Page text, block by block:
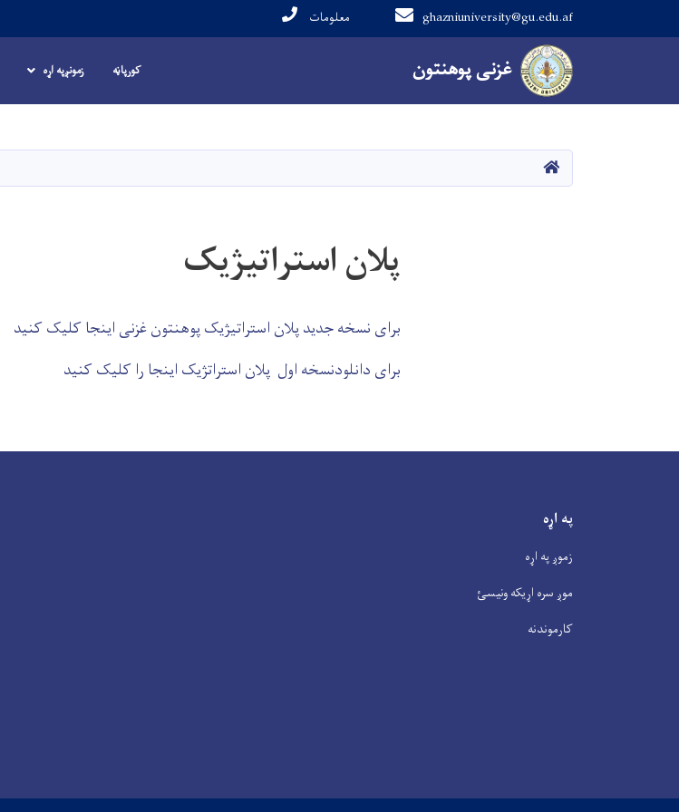
غزنی پوهنتون
ghazniuniversity@gu.edu.af معلومات
Main navigation
غزنی پوهنتون کورپاڼه زمونږپه اړه
کور
پلان استراتیژیک
برای نسخه جدید پلان استراتیژیک پوهنتون غزنی اینجا کلیک کنید
برای دانلودنسخه اول پلان استراتژیک اینجا را کلیک کنید
په اړه
زموږ په اړه
موږ سره اړیکه ونیسئ
کارموندنه